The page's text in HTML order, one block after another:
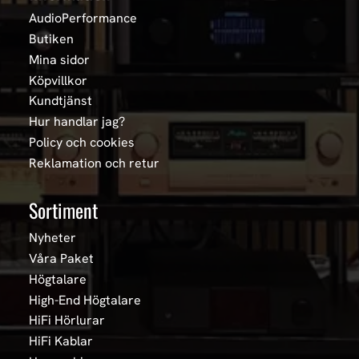
AudioPerformance
Butiken
Mina sidor
Köpvillkor
Kundtjänst
Hur handlar jag?
Policy och cookies
Reklamation och retur
Sortiment
Nyheter
Våra Paket
Högtalare
High-End Högtalare
HiFi Hörlurar
HiFi Kablar